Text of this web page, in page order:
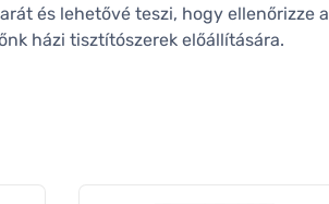
és lehetővé teszi, hogy ellenőrizze a
házi tisztítószerek előállítására.